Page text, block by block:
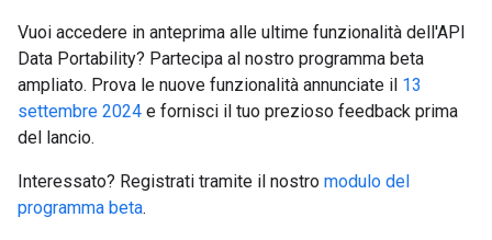
Vuoi accedere in anteprima alle ultime funzionalità dell'API
Data Portability? Partecipa al nostro programma beta
ampliato. Prova le nuove funzionalità annunciate il 13
settembre 2024 e fornisci il tuo prezioso feedback prima
del lancio.
Interessato? Registrati tramite il nostro modulo del
programma beta.